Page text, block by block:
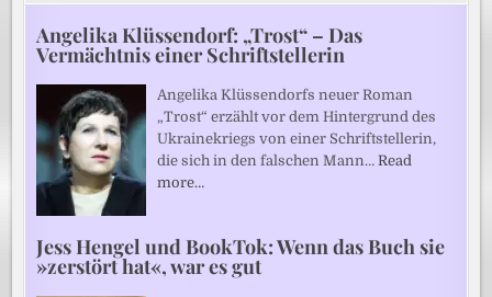
Angelika Klüssendorf: „Trost“ – Das
Vermächtnis einer Schriftstellerin
Angelika Klüssendorfs neuer Roman
„Trost“ erzählt vor dem Hintergrund des
Ukrainekriegs von einer Schriftstellerin,
die sich in den falschen Mann…Read
more…
Jess Hengel und BookTok: Wenn das Buch sie
»zerstört hat«, war es gut